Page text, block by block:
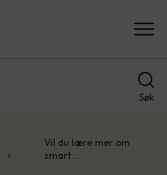
Søk
Vil du lære mer om
smart…